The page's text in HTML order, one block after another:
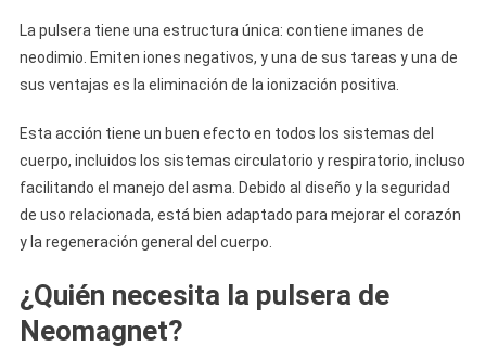
La pulsera tiene una estructura única: contiene imanes de
neodimio. Emiten iones negativos, y una de sus tareas y una de
sus ventajas es la eliminación de la ionización positiva.
Esta acción tiene un buen efecto en todos los sistemas del
cuerpo, incluidos los sistemas circulatorio y respiratorio, incluso
facilitando el manejo del asma. Debido al diseño y la seguridad
de uso relacionada, está bien adaptado para mejorar el corazón
y la regeneración general del cuerpo.
¿Quién necesita la pulsera de
Neomagnet?